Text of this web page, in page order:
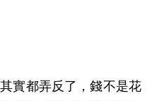
實都弄反了，錢不是花